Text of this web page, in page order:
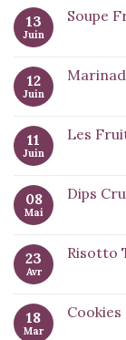
13
Juin
Soupe
12
Juin
11
Juin
Les
08
Mai
Dips
23
Avr
Risotto
18
Mar